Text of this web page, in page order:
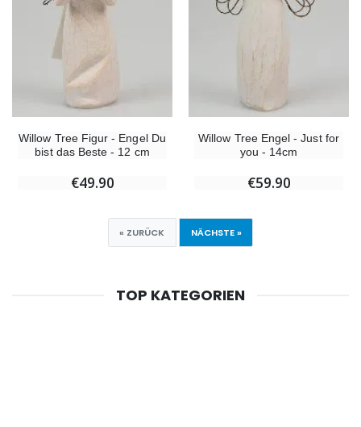
Willow Tree Figur - Engel Du
bist das Beste - 12 cm
€49.90
Willow Tree Engel - Just for
you - 14cm
€59.90
« ZURÜCK NÄCHSTE »
TOP KATEGORIEN